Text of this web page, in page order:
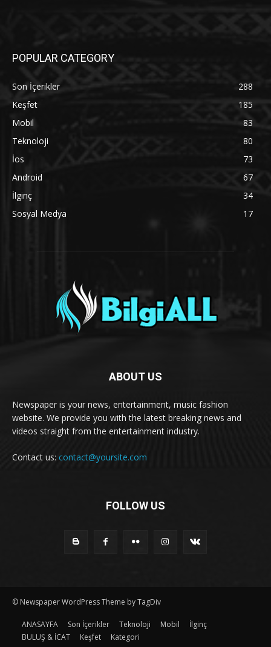
POPULAR CATEGORY
Son İçerikler
288
Keşfet
185
Mobil
83
Teknoloji
80
İos
73
Android
67
İlginç
34
Sosyal Medya
17
ABOUT US
Newspaper is your news, entertainment, music fashion
website. We provide you with the latest breaking news and
videos straight from the entertainment industry.
Contact us: contact@yoursite.com
FOLLOW US
© Newspaper WordPress Theme by TagDiv
ANASAYFA Son İçerikler Teknoloji Mobil
İlginç
BULUŞ & İCAT
Keşfet Kategori